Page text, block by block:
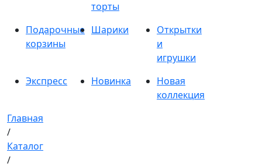
торты
Подарочные
корзины
Шарики
Открытки
и
игрушки
Экспресс
Новинка
Новая
коллекция
Главная
/
Каталог
/